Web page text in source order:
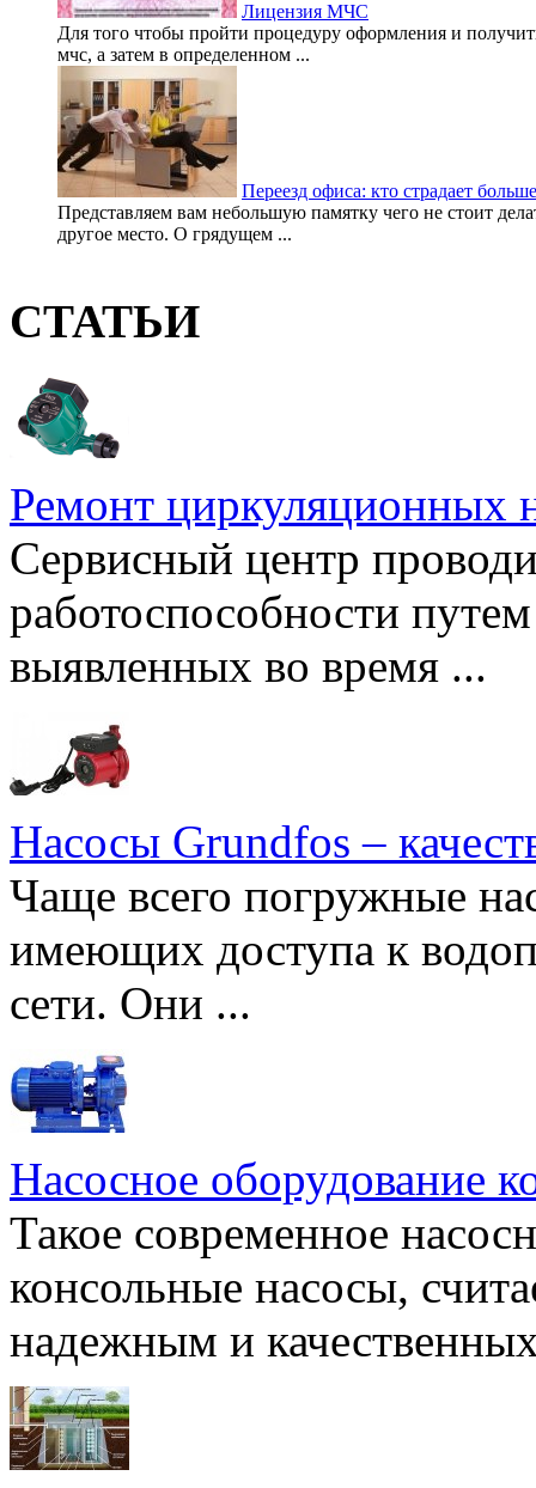
Лицензия МЧС
Для того чтобы пройти процедуру оформления и
мчс, а затем в определенном ...
Переезд офиса: кто страдает
Представляем вам небольшую памятку чего не стоит
другое место. О грядущем ...
СТАТЬИ
Ремонт циркуляционных
Сервисный центр
работоспособности
выявленных во время ...
Насосы Grundfos –
Чаще всего погружные
имеющих доступа к
сети. Они ...
Насосное оборудование
Такое современное
консольные насосы,
надежным и